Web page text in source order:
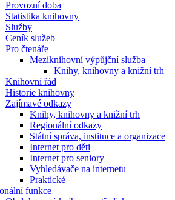
Provozní doba
Statistika knihovny
Služby
Ceník služeb
Pro čtenáře
Meziknihovní výpůjční služba
Knihy, knihovny a knižní trh
Knihovní řád
Historie knihovny
Zajímavé odkazy
Knihy, knihovny a knižní trh
Regionální odkazy
Státní správa, instituce a organizace
Internet pro děti
Internet pro seniory
Vyhledávače na internetu
Praktické
funkce